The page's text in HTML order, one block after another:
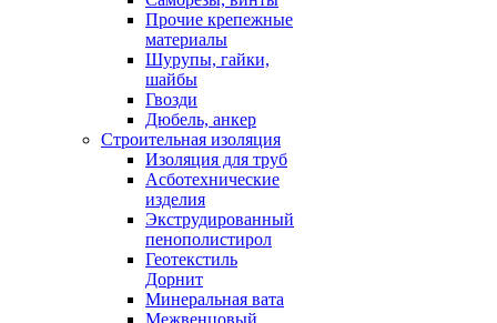
Прочие крепежные
материалы
Шурупы, гайки,
шайбы
Гвозди
Дюбель, анкер
Строительная изоляция
Изоляция для труб
Асботехнические
изделия
Экструдированный
пенополистирол
Геотекстиль
Дорнит
Минеральная вата
Межвенцовый